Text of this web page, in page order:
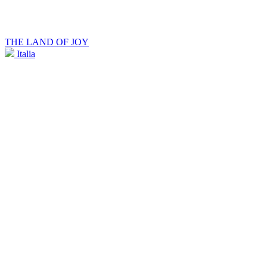
THE LAND OF JOY
Italia